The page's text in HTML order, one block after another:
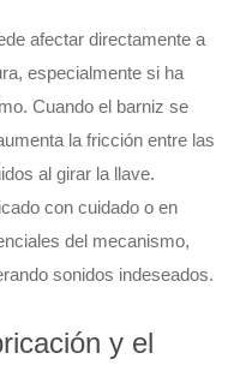
afectar directamente a
especialmente si ha
Cuando el barniz se
la fricción entre las
al girar la llave.
con cuidado o en
del mecanismo,
sonidos indeseados.
y el